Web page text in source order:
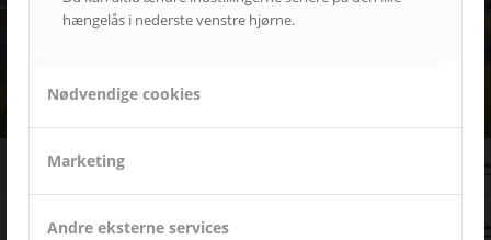
hængelås i nederste venstre hjørne.
Nødvendige cookies
Marketing
Andre eksterne services